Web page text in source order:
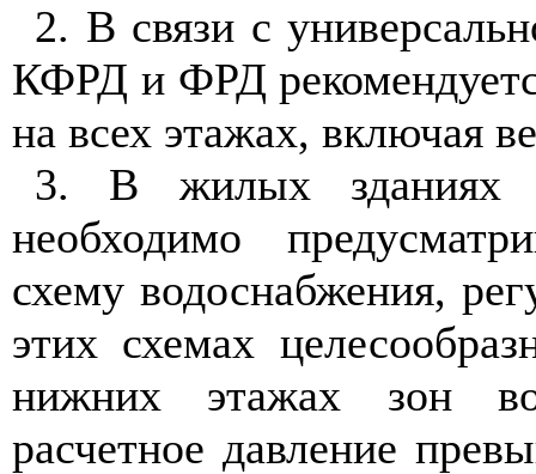
2. В связи с
КФРД и ФРД
на всех этажах, включая
3. В жилых зданиях
необходимо
схему водоснабжения,
этих схемах
нижних этажах зон
расчетное давление